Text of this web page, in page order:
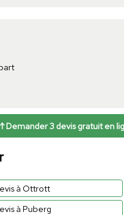
↑ Demander 3 devis gratuit en
à Ottrott
à Puberg